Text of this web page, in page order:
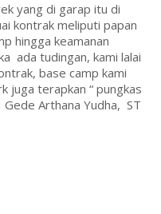
yang di garap itu di
kontrak meliputi papan
hingga keamanan
ada tudingan, kami lalai
base camp kami
juga terapkan “ pungkas
Arthana Yudha, ST